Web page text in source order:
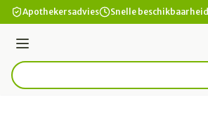
Ga naar de inhoud
Apothekersadvies Snelle beschikbaarheid
Menu
Product, merk, categorie...